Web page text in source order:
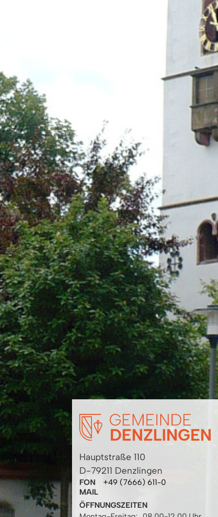
Hauptstraße 110
D-79211 Denzlingen
FON
+49 (7666) 611-0
MAIL
ÖFFNUNGSZEITEN